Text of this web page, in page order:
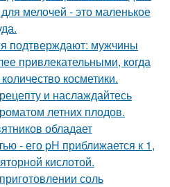
мелочей - это маленькое
подтверждают: мужчины
привлекательными, когда
косметики.
и наслаждайтесь
летних плодов.
обладает
- его pH приближается к 1,
кислотой.
соль